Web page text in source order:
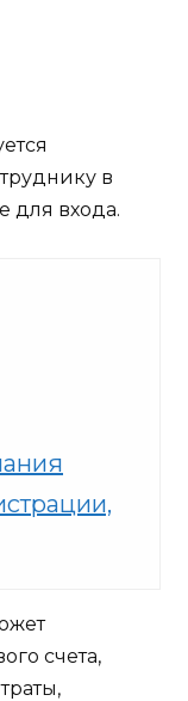
в
для входа.
счета,